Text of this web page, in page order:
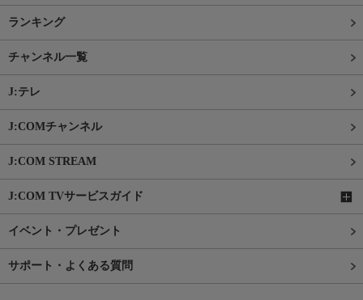
ランキング
チャンネル一覧
J:テレ
J:COMチャンネル
J:COM STREAM
J:COM TVサービスガイド
イベント・プレゼント
サポート・よくある質問